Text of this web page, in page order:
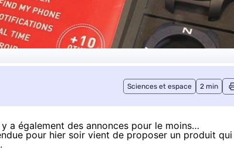
Sciences et espace 2 min
a également des annonces pour le moins…
pour hier soir vient de proposer un produit qui